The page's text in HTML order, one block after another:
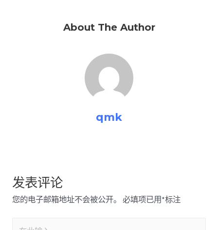
About The Author
qmk
发表评论
您的电子邮箱地址不会被公开。 必填项已用*标注